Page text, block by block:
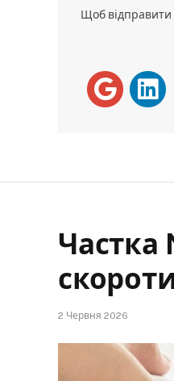
Щоб відправити
Частка
2 Червня 2026